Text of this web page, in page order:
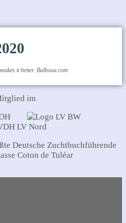
it better. Balbooa.com
im
Deutsche Zuchtbuchführende
Coton de Tuléar